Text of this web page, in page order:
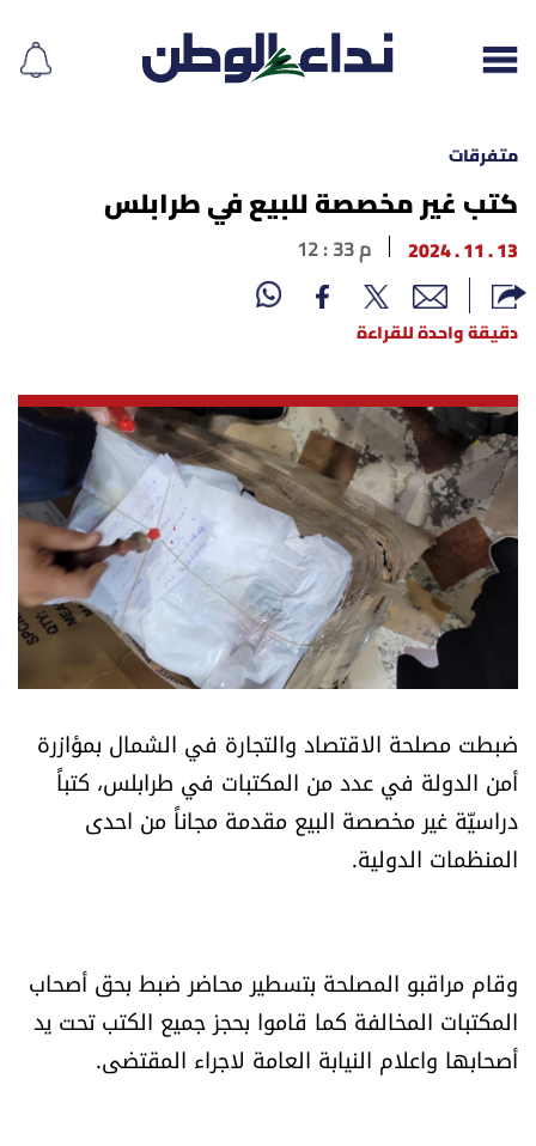
إقرأ الجريدة
لبنان
نداء اليوم
محليات
أسرار
متفرقات
نداء القرّاء
خاص الموقع
كتّابنا
آراء
اقتصاد
متفرقات
كتب غير مخصصة للبيع في طرابلس
13 . 11 . 2024 12 : 33 م
دقيقة واحدة للقراءة
ضبطت مصلحة الاقتصاد والتجارة في الشمال بمؤازرة
أمن الدولة في عدد من المكتبات في طرابلس، كتباً
دراسيّة غير مخصصة البيع مقدمة مجاناً من احدى
المنظمات الدولية.
وقام مراقبو المصلحة بتسطير محاضر ضبط بحق أصحاب
المكتبات المخالفة كما قاموا بحجز جميع الكتب تحت يد
أصحابها واعلام النيابة العامة لاجراء المقتضى.